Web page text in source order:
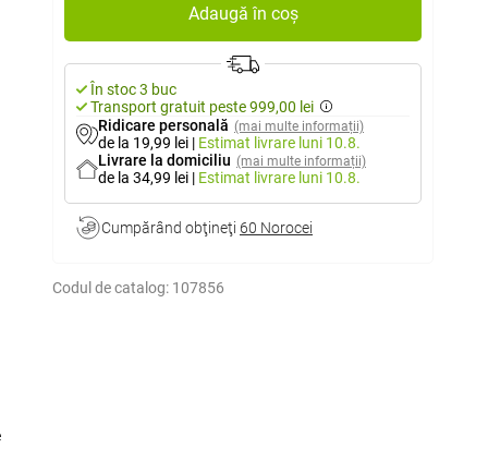
Adaugă în coș
În stoc 3 buc
Transport gratuit peste 999,00 lei
Ridicare personală (mai multe informații)
de la 19,99 lei | Estimat livrare luni 10.8.
Livrare la domiciliu (mai multe informații)
de la 34,99 lei | Estimat livrare luni 10.8.
Cumpărând obţineţi 60 Norocei
Codul de catalog: 107856